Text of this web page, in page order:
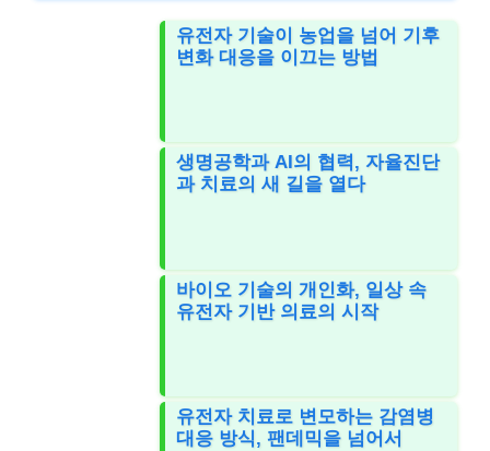
유전자 기술이 농업을 넘어 기후
변화 대응을 이끄는 방법
생명공학과 AI의 협력, 자율진단
과 치료의 새 길을 열다
바이오 기술의 개인화, 일상 속
유전자 기반 의료의 시작
유전자 치료로 변모하는 감염병
대응 방식, 팬데믹을 넘어서